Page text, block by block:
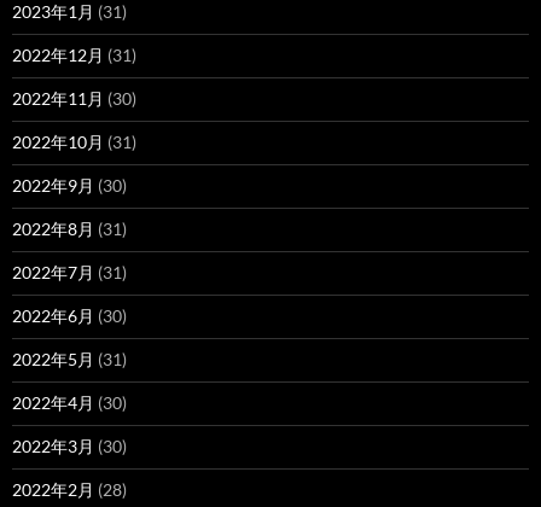
2023年1月 (31)
2022年12月 (31)
2022年11月 (30)
2022年10月 (31)
2022年9月 (30)
2022年8月 (31)
2022年7月 (31)
2022年6月 (30)
2022年5月 (31)
2022年4月 (30)
2022年3月 (30)
2022年2月 (28)